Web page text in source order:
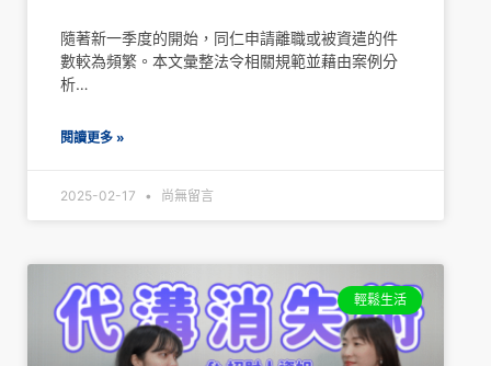
隨著新一季度的開始，同仁申請離職或被資遣的件
數較為頻繁。本文彙整法令相關規範並藉由案例分
析…
閱讀更多 »
2025-02-17 尚無留言
輕鬆生活